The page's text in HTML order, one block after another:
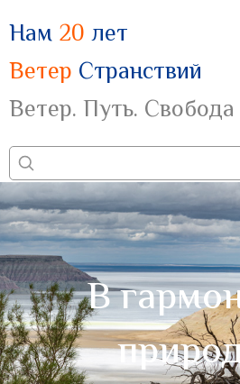
Нам 20 лет
Ветер Странствий
Ветер. Путь. Свобода
В